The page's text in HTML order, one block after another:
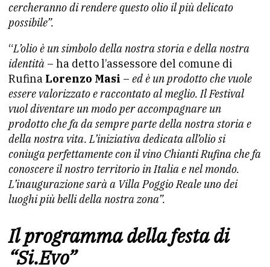
cercheranno di rendere questo olio il più delicato
possibile”.
“L’olio è un simbolo della nostra storia e della nostra
identità – ha detto l’assessore del comune di
Rufina Lorenzo Masi – ed è un prodotto che vuole
essere valorizzato e raccontato al meglio. Il Festival
vuol diventare un modo per accompagnare un
prodotto che fa da sempre parte della nostra storia e
della nostra vita. L’iniziativa dedicata all’olio si
coniuga perfettamente con il vino Chianti Rufina che fa
conoscere il nostro territorio in Italia e nel mondo.
L’inaugurazione sarà a Villa Poggio Reale uno dei
luoghi più belli della nostra zona”.
Il programma della festa di
“Si.Evo”